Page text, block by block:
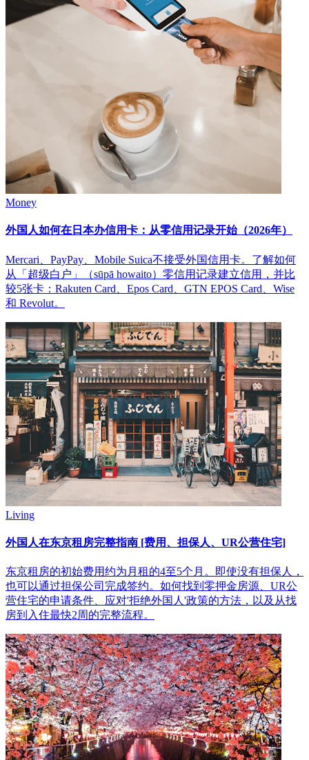
Money
外国人如何在日本办信用卡：从零信用记录开始（2026年）
Mercari、PayPay、Mobile Suica不接受外国信用卡。了解如何
从「超级白户」（sūpā howaito）零信用记录建立信用，并比
较5张卡：Rakuten Card、Epos Card、GTN EPOS Card、Wise
和 Revolut。
Living
外国人在东京租房完整指南 [费用、担保人、UR公营住宅]
东京租房的初始费用约为月租的4至5个月。即使没有担保人，
也可以通过担保公司完成签约。如何找到零押金房源、UR公
营住宅的申请条件、应对'拒绝外国人'政策的方法，以及从找
房到入住最快2周的完整流程。